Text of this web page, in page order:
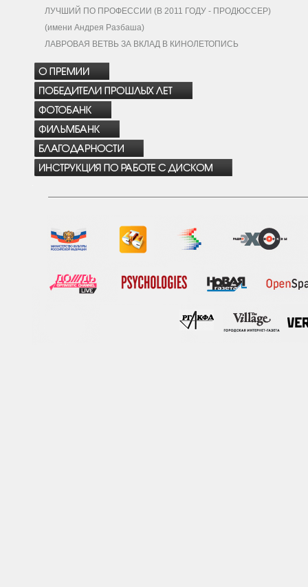
ЛУЧШИЙ ПО ПРОФЕССИИ (В 2011 ГОДУ - ПРОДЮССЕР)
(имени Андрея Разбаша)
ЛАВРОВАЯ ВЕТВЬ ЗА ВКЛАД В КИНОЛЕТОПИСЬ